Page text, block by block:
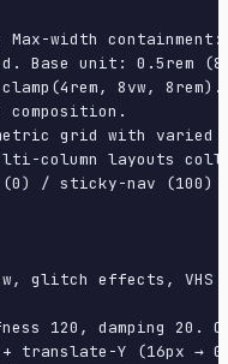
width
Base unit: 0.5rem
8vw, 8rem).
composition.
grid with varied
column layouts
/ sticky-nav
glitch effects,
120, damping 20.
translate-Y (16px →